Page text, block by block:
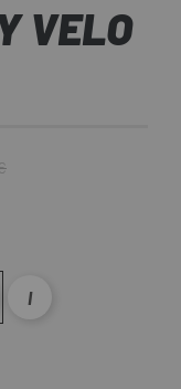
VELO
l